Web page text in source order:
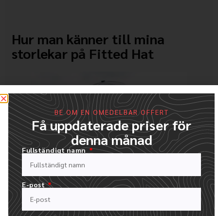
Hur man känner till mina
storlekar på Fitted Hat
BE OM EN OMEDELBAR OFFERT
Få uppdaterade priser för
denna månad
Fullständigt namn
E-post